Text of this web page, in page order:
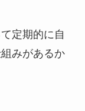
定期的に自
みがあるか